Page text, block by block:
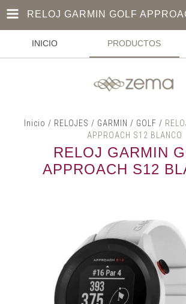
INICIO PRODUCTOS
Inicio / RELOJES / GARMIN / GOLF /
APPROACH S12 BLANCO
RELOJ GARMIN
APPROACH S12